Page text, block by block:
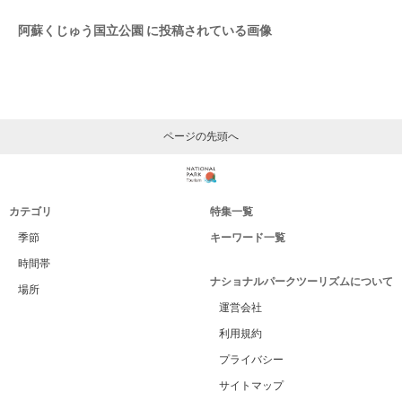
阿蘇くじゅう国立公園 に投稿されている画像
ページの先頭へ
カテゴリ
季節
時間帯
場所
特集一覧
キーワード一覧
ナショナルパークツーリズムについて
運営会社
利用規約
プライバシー
サイトマップ